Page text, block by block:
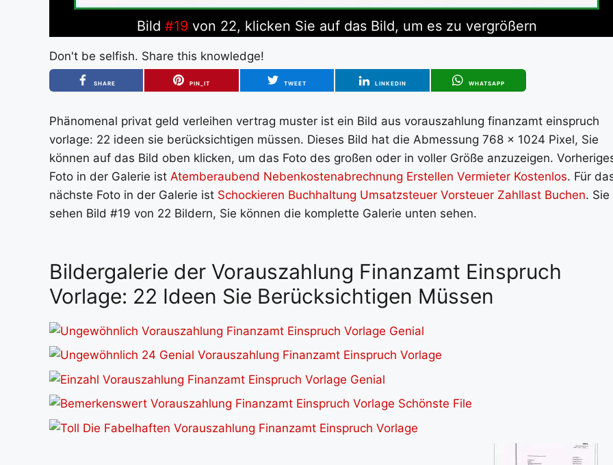
Bild #19von 22, klicken Sie auf das Bild, um es zu vergrößern
Don't be selfish. Share this knowledge!
SHARE PIN_IT TWEET LINKEDIN WHATSAPP
Phänomenal privat geld verleihen vertrag muster ist ein Bild aus vorauszahlung finanzamt einspruch
vorlage: 22 ideen sie berücksichtigen müssen. Dieses Bild hat die Abmessung 768 x 1024 Pixel, Sie
können auf das Bild oben klicken, um das Foto des großen oder in voller Größe anzuzeigen.
Foto in der Galerie ist Atemberaubend Nebenkostenabrechnung Erstellen Vermieter Kostenlos. Für
nächste Foto in der Galerie ist Schockieren Buchhaltung Umsatzsteuer Vorsteuer Zahllast Buchen. Sie
sehen Bild #19 von 22 Bildern, Sie können die komplette Galerie unten sehen.
Bildergalerie der Vorauszahlung Finanzamt Einspruch
Vorlage: 22 Ideen Sie Berücksichtigen Müssen